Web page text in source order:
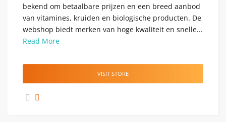
bekend om betaalbare prijzen en een breed aanbod
van vitamines, kruiden en biologische producten. De
webshop biedt merken van hoge kwaliteit en snelle...
Read More
VISIT STORE